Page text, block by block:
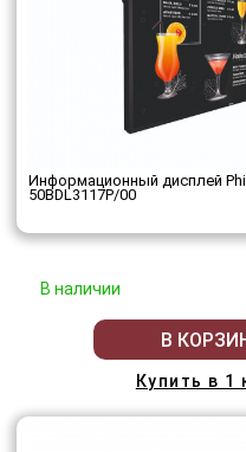
Информационный дисплей
50BDL3117P/00
В наличии
В
Купить в 1